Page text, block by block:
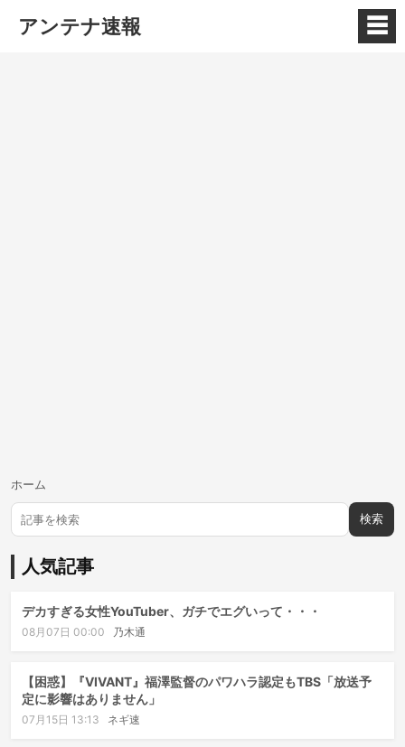
アンテナ速報 ☰
ホーム
検索
人気記事
デカすぎる女性YouTuber、ガチでエグいって・・・
08月07日 00:00 乃木通
【困惑】『VIVANT』福澤監督のパワハラ認定もTBS「放送予
定に影響はありません」
07月15日 13:13 ネギ速